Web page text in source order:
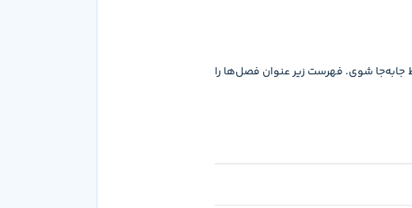
جابه‌جا شوی. فهرست زیر عنوان فصل‌ها را